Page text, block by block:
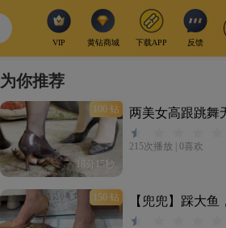
VIP 黄钻商城 下载APP 反馈
为你推荐
100 钻
18分15秒
215次播放 0喜欢
150 钻